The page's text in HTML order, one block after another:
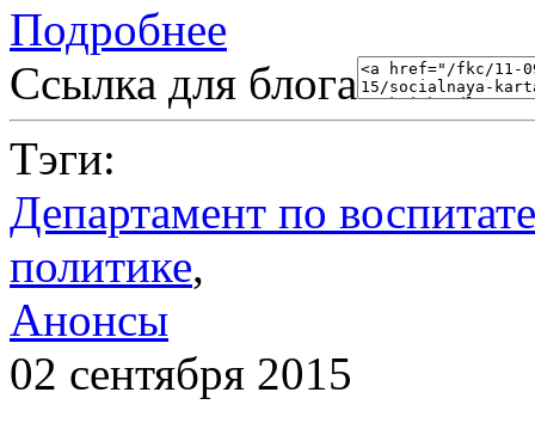
Подробнее
Ссылка для блога
Тэги:
Департамент по
политике,
Анонсы
02 сентября 2015